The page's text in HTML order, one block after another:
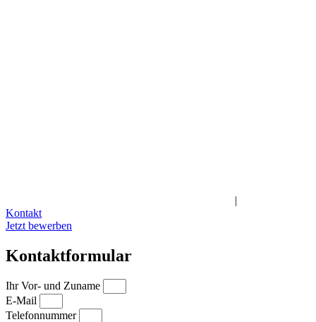
|
Kontakt
Jetzt bewerben
Kontaktformular
Ihr Vor- und Zuname
E-Mail
Telefonnummer